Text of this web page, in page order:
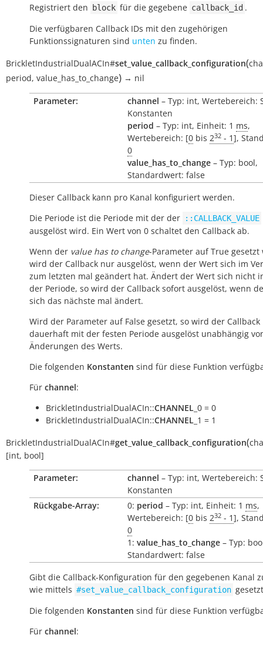
Registriert den
block für die gegebene callback_id .
Die verfügbaren Callback IDs mit den zugehörigen
Funktionssignaturen sind unten zu finden.
BrickletIndustrialDualACIn#set_value_callback_configuration(
period, value_has_to_change) → nil
Parameter: channel – Typ: int, Wertebereich:
Konstanten
period – Typ: int, Einheit: 1 ms,
Wertebereich: [0 bis 232 - 1],
0
value_has_to_change – Typ: bool,
Standardwert: false
Dieser Callback kann pro Kanal konfiguriert werden.
Die Periode ist die Periode mit der der
::CALLBACK_VALUE
ausgelöst wird. Ein Wert von 0 schaltet den Callback ab.
Wenn der value has to change-Parameter auf True gesetzt
wird der Callback nur ausgelöst, wenn der Wert sich im
zum letzten mal geändert hat. Ändert der Wert sich nicht
der Periode, so wird der Callback sofort ausgelöst, wenn
sich das nächste mal ändert.
Wird der Parameter auf False gesetzt, so wird der Callback
dauerhaft mit der festen Periode ausgelöst unabhängig
Änderungen des Werts.
Die folgenden Konstanten sind für diese Funktion
Für channel:
BrickletIndustrialDualACIn::CHANNEL _0 = 0
BrickletIndustrialDualACIn::CHANNEL _1 = 1
BrickletIndustrialDualACIn#get_value_callback_configuration(
[int, bool]
Parameter:
channel – Typ: int, Wertebereich:
Konstanten
Rückgabe-Array:
0: period – Typ: int, Einheit: 1 ms,
Wertebereich: [0 bis 232 - 1],
0
1: value_has_to_change – Typ:
Standardwert: false
Gibt die Callback-Konfiguration für den gegebenen Kanal
wie mittels #set_value_callback_configuration
Die folgenden Konstanten sind für diese Funktion
Für channel: